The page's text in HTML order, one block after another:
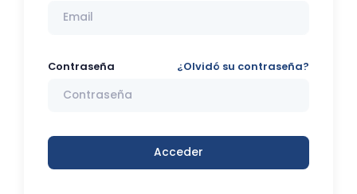
Contraseña ¿Olvidó su contraseña?
Acceder